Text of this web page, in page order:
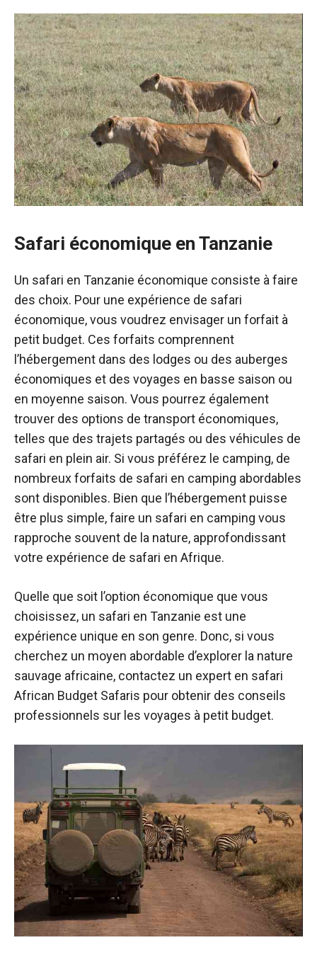
Safari économique en Tanzanie
Un safari en Tanzanie économique consiste à faire
des choix. Pour une expérience de safari
économique, vous voudrez envisager un forfait à
petit budget. Ces forfaits comprennent
l’hébergement dans des lodges ou des auberges
économiques et des voyages en basse saison ou
en moyenne saison. Vous pourrez également
trouver des options de transport économiques,
telles que des trajets partagés ou des véhicules de
safari en plein air. Si vous préférez le camping, de
nombreux forfaits de safari en camping abordables
sont disponibles. Bien que l’hébergement puisse
être plus simple, faire un safari en camping vous
rapproche souvent de la nature, approfondissant
votre expérience de safari en Afrique.
Quelle que soit l’option économique que vous
choisissez, un safari en Tanzanie est une
expérience unique en son genre. Donc, si vous
cherchez un moyen abordable d’explorer la nature
sauvage africaine, contactez un expert en safari
African Budget Safaris pour obtenir des conseils
professionnels sur les voyages à petit budget.